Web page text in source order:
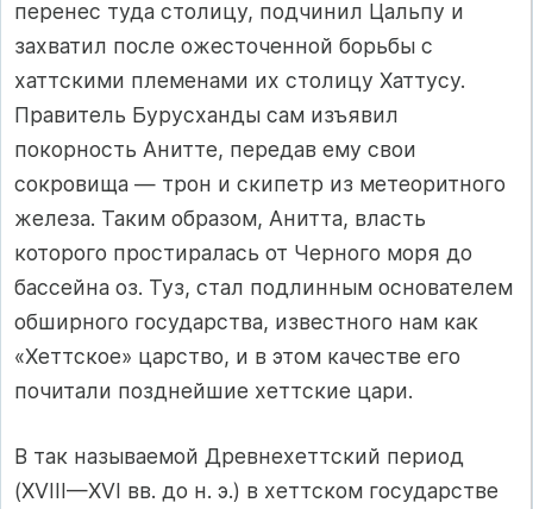
перенес туда столицу, подчинил Цальпу и
захватил после ожесточенной борьбы с
хаттскими племенами их столицу Хаттусу.
Правитель Бурусханды сам изъявил
покорность Анитте, передав ему свои
сокровища — трон и скипетр из метеоритного
железа. Таким образом, Анитта, власть
которого простиралась от Черного моря до
бассейна оз. Туз, стал подлинным основателем
обширного государства, известного нам как
«Хеттское» царство, и в этом качестве его
почитали позднейшие хеттские цари.
В так называемой Древнехеттский период
(XVIII—XVI вв. до н. э.) в хеттском государстве